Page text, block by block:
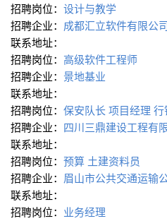
招聘岗位： 设计与教学
招聘企业： 成都汇立软件有限公
联系地址：
招聘岗位： 高级软件工程师
招聘企业： 景地基业
联系地址：
招聘岗位： 保安队长项目经理 行
招聘企业： 四川三鼎建设工程有
联系地址：
招聘岗位： 预算 土建资料员
招聘企业： 眉山市公共交通运输
联系地址：
招聘岗位： 业务经理